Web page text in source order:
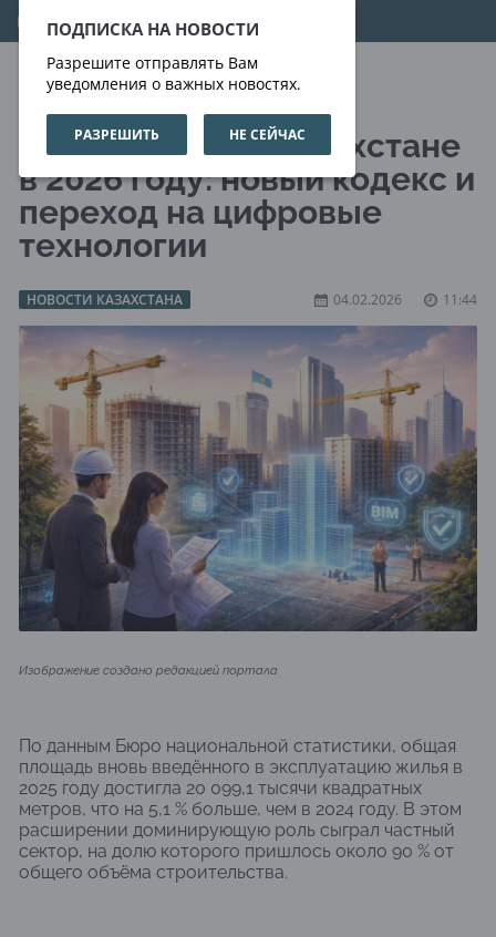
ПОДПИСКА НА НОВОСТИ
Разрешите отправлять Вам
уведомления о важных новостях.
РАЗРЕШИТЬ НЕ СЕЙЧАС
08.08.2026 05:59:06
Рынок жилья в Казахстане
в 2026 году: новый кодекс и
переход на цифровые
технологии
НОВОСТИ КАЗАХСТАНА 04.02.2026 11:44
Изображение создано редакцией портала
По данным Бюро национальной статистики, общая
площадь вновь введённого в эксплуатацию жилья в
2025 году достигла 20 099,1 тысячи квадратных
метров, что на 5,1 % больше, чем в 2024 году. В этом
расширении доминирующую роль сыграл частный
сектор, на долю которого пришлось около 90 % от
общего объёма строительства.